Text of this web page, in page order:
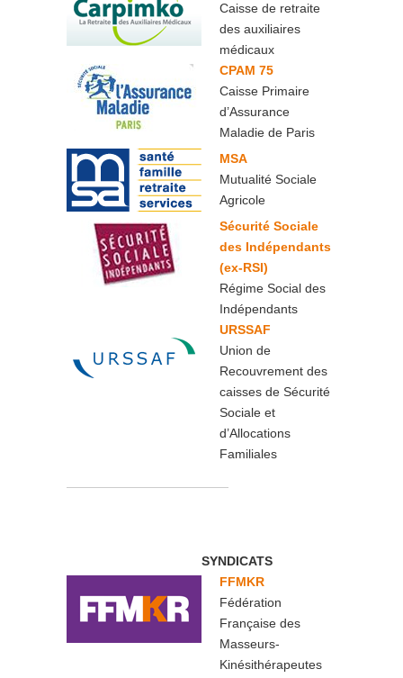
Caisse de retraite
des auxiliaires
médicaux
CPAM 75
Caisse Primaire
d’Assurance
Maladie de Paris
MSA
Mutualité Sociale
Agricole
Sécurité Sociale
des Indépendants
(ex-RSI)
Régime Social des
Indépendants
URSSAF
Union de
Recouvrement des
caisses de Sécurité
Sociale et
d’Allocations
Familiales
SYNDICATS
FFMKR
Fédération
Française des
Masseurs-
Kinésithérapeutes